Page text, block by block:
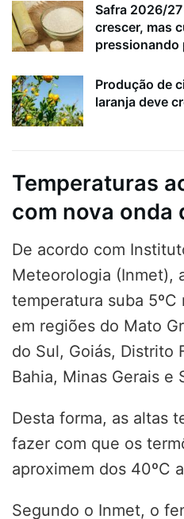
Safra 2026/
crescer, mas
pressionando
Produção de
laranja deve
Temperaturas
com nova onda
De acordo com
Meteorologia (Inmet),
temperatura suba
em regiões do Mato
do Sul, Goiás, Distrito
Bahia, Minas Gerais e
Desta forma, as altas
fazer com que os
aproximem dos 40ºC
Segundo o Inmet, o